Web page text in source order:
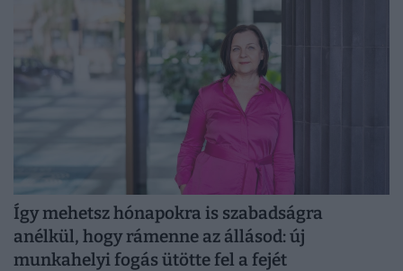
Így mehetsz hónapokra is szabadságra
anélkül, hogy rámenne az állásod: új
munkahelyi fogás ütötte fel a fejét